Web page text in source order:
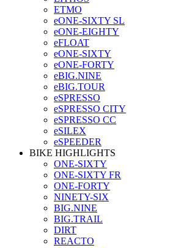
ETMO
eONE-SIXTY SL
eONE-EIGHTY
eFLOAT
eONE-SIXTY
eONE-FORTY
eBIG.NINE
eBIG.TOUR
eSPRESSO
eSPRESSO CITY
eSPRESSO CC
eSILEX
eSPEEDER
BIKE HIGHLIGHTS
ONE-SIXTY
ONE-SIXTY FR
ONE-FORTY
NINETY-SIX
BIG.NINE
BIG.TRAIL
DIRT
REACTO